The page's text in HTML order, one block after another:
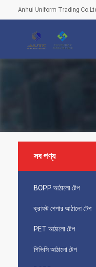
Anhui Uniform Trading
সব পণ্য
BOPP আঠালো টেপ
ক্রাফট পেপার আঠালো টেপ
PET আঠালো টেপ
পিভিসি আঠালো টেপ